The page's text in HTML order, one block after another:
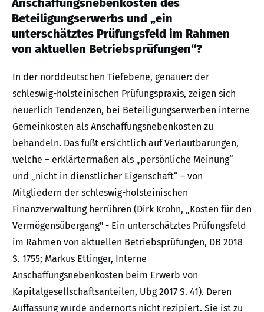
Anschaffungsnebenkosten des
Beteiligungserwerbs und „ein
unterschätztes Prüfungsfeld im Rahmen
von aktuellen Betriebsprüfungen“?
In der norddeutschen Tiefebene, genauer: der
schleswig-holsteinischen Prüfungspraxis, zeigen sich
neuerlich Tendenzen, bei Beteiligungserwerben interne
Gemeinkosten als Anschaffungsnebenkosten zu
behandeln. Das fußt ersichtlich auf Verlautbarungen,
welche – erklärtermaßen als „persönliche Meinung“
und „nicht in dienstlicher Eigenschaft“ – von
Mitgliedern der schleswig-holsteinischen
Finanzverwaltung herrühren (Dirk Krohn, „Kosten für den
Vermögensübergang" - Ein unterschätztes Prüfungsfeld
im Rahmen von aktuellen Betriebsprüfungen, DB 2018
S. 1755; Markus Ettinger, Interne
Anschaffungsnebenkosten beim Erwerb von
Kapitalgesellschaftsanteilen, Ubg 2017 S. 41). Deren
Auffassung wurde andernorts nicht rezipiert. Sie ist zu